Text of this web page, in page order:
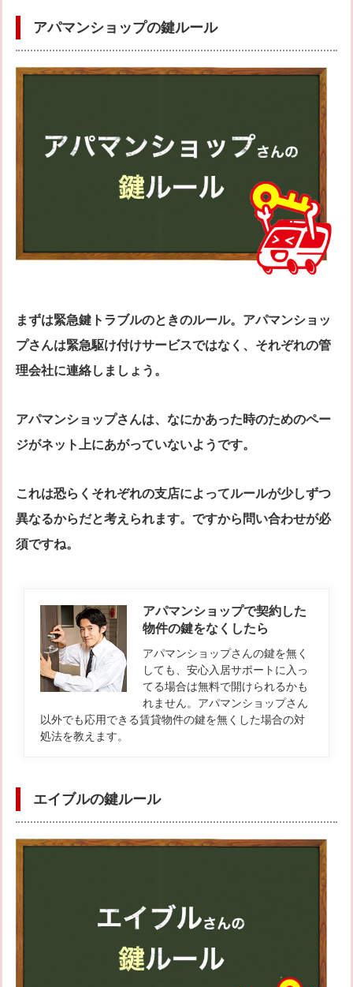
アパマンショップの鍵ルール
まずは緊急鍵トラブルのときのルール。アパマンショッ
プさんは緊急駆け付けサービスではなく、それぞれの管
理会社に連絡しましょう。
アパマンショップさんは、なにかあった時のためのペー
ジがネット上にあがっていないようです。
これは恐らくそれぞれの支店によってルールが少しずつ
異なるからだと考えられます。ですから問い合わせが必
須ですね。
アパマンショップで契約した
物件の鍵をなくしたら
アパマンショップさんの鍵を無く
しても、安心入居サポートに入っ
てる場合は無料で開けられるかも
れません。アパマンショップさん
以外でも応用できる賃貸物件の鍵を無くした場合の対
処法を教えます。
エイブルの鍵ルール